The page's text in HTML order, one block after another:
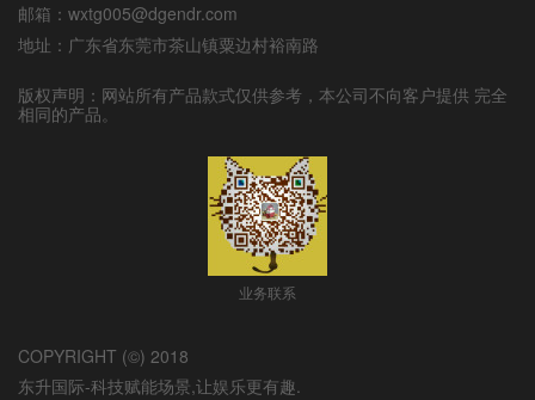
邮箱：wxtg005@dgendr.com
地址：广东省东莞市茶山镇粟边村裕南路
版权声明：网站所有产品款式仅供参考，本公司不向客户提供 完全
相同的产品。
业务联系
COPYRIGHT (©) 2018
东升国际-科技赋能场景,让娱乐更有趣.